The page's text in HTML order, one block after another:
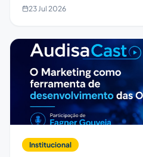
23 Jul 2026
Institucional